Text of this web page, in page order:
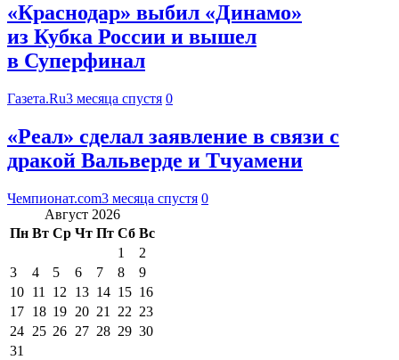
«Краснодар» выбил «Динамо»
из Кубка России и вышел
в Суперфинал
Газета.Ru3 месяца спустя 0
«Реал» сделал заявление в связи с
дракой Вальверде и Тчуамени
Чемпионат.com3 месяца спустя 0
Август 2026
Пн Вт Ср Чт Пт Сб Вс
1
2
3
4 5 6 7 8
9
10 11 12 13 14 15 16
17 18 19 20 21 22 23
24 25 26 27 28 29 30
31